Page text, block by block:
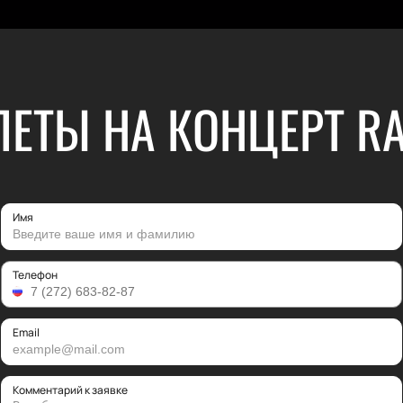
НА КОНЦЕРТ
Имя
Телефон
Email
Комментарий к заявке